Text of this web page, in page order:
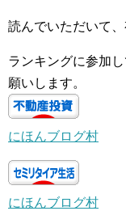
読んでいただいて、
ランキングに参加
願いします。
にほんブログ村
にほんブログ村